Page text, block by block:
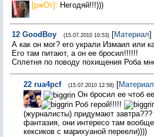
[ржОт]: Негодяй!!!)))
12 GoodBoy (15.07.2010 10:53) [Материал]
А как он мог? его украли Измаил или
Его там питают, а он ее бросил!!!!!!
Сплетня по поводу похищения Роба
22 гua4pcf (15.07.2010 12:58) [Материал
Он бросил ее чтоб
Роб герой!!!!!
(журналисты) придумают завтра???
фантазия, они интересо там
кексиков с марихуаной переели))))